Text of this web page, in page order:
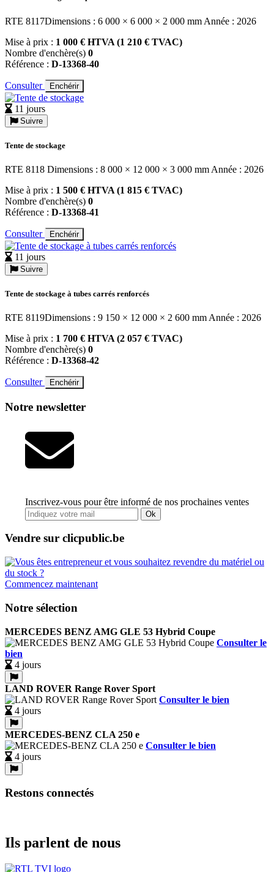
RTE 8117Dimensions : 6 000 × 6 000 × 2 000 mm Année : 2026
Mise à prix : 1 000 € HTVA (1 210 € TVAC)
Nombre d'enchère(s) 0
Référence : D-13368-40
Consulter Enchérir
11 jours
Suivre
Tente de stockage
RTE 8118 Dimensions : 8 000 × 12 000 × 3 000 mm Année : 2026
Mise à prix : 1 500 € HTVA (1 815 € TVAC)
Nombre d'enchère(s) 0
Référence : D-13368-41
Consulter Enchérir
11 jours
Suivre
Tente de stockage à tubes carrés renforcés
RTE 8119Dimensions : 9 150 × 12 000 × 2 600 mm Année : 2026
Mise à prix : 1 700 € HTVA (2 057 € TVAC)
Nombre d'enchère(s) 0
Référence : D-13368-42
Consulter Enchérir
Notre newsletter
Inscrivez-vous pour être informé de nos prochaines ventes
Ok
Vendre sur clicpublic.be
Commencez maintenant
Notre sélection
MERCEDES BENZ AMG GLE 53 Hybrid Coupe
Consulter le
bien
4 jours
LAND ROVER Range Rover Sport
Consulter le bien
4 jours
MERCEDES-BENZ CLA 250 e
Consulter le bien
4 jours
Restons connectés
Ils parlent de nous